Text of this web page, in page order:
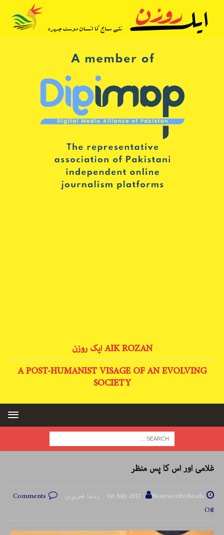
AIK ROZAN ایک روزن
A POST-HUMANIST VISAGE OF AN EVOLVING
SOCIETY
غلامی اور اس کا پس منظر
1st July 2017 NoteworthyReads رہنما تحریریں
Comments
Off